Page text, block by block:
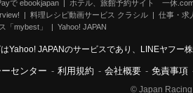
で ebookjapan
ホテル、旅館予約サイト 一休
料理レシピ動画サービス クラシル 仕事・求
「mybest」
Yahoo! JAPAN
Yahoo! JAPANのサービスであり、LINEヤフー
センター - 利用規約 - 会社概要 - 免責事項
© Japan